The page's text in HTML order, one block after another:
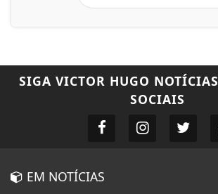
SIGA VICTOR HUGO NOTÍCIAS
SOCIAIS
EM NOTÍCIAS